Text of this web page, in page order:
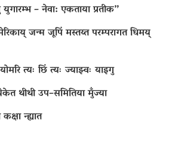
– नेवा: एकताया प्रतीक”
जन्म जूपिं मस्तय्त परम्परागत धिमय्
त्यः छिं त्यः ज्याझ्वः याइगु
थीथी उप–समितिया मुँज्या
न्ह्यात